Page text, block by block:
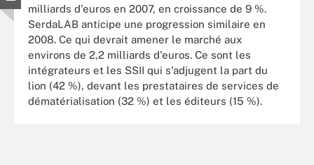
milliards d'euros en 2007, en croissance de 9 %.
SerdaLAB anticipe une progression similaire en
2008. Ce qui devrait amener le marché aux
environs de 2,2 milliards d'euros. Ce sont les
intégrateurs et les SSII qui s'adjugent la part du
lion (42 %), devant les prestataires de services de
dématérialisation (32 %) et les éditeurs (15 %).